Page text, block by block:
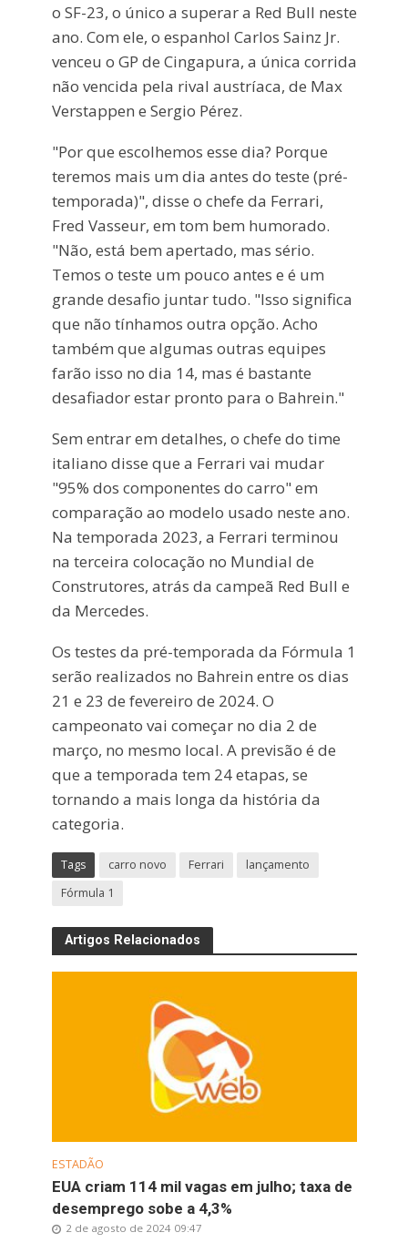
o SF-23, o único a superar a Red Bull neste
ano. Com ele, o espanhol Carlos Sainz Jr.
venceu o GP de Cingapura, a única corrida
não vencida pela rival austríaca, de Max
Verstappen e Sergio Pérez.
"Por que escolhemos esse dia? Porque
teremos mais um dia antes do teste (pré-
temporada)", disse o chefe da Ferrari,
Fred Vasseur, em tom bem humorado.
"Não, está bem apertado, mas sério.
Temos o teste um pouco antes e é um
grande desafio juntar tudo. "Isso significa
que não tínhamos outra opção. Acho
também que algumas outras equipes
farão isso no dia 14, mas é bastante
desafiador estar pronto para o Bahrein."
Sem entrar em detalhes, o chefe do time
italiano disse que a Ferrari vai mudar
"95% dos componentes do carro" em
comparação ao modelo usado neste ano.
Na temporada 2023, a Ferrari terminou
na terceira colocação no Mundial de
Construtores, atrás da campeã Red Bull e
da Mercedes.
Os testes da pré-temporada da Fórmula 1
serão realizados no Bahrein entre os dias
21 e 23 de fevereiro de 2024. O
campeonato vai começar no dia 2 de
março, no mesmo local. A previsão é de
que a temporada tem 24 etapas, se
tornando a mais longa da história da
categoria.
Tags carro novo Ferrari
lançamento
Fórmula 1
Artigos Relacionados
ESTADÃO
EUA criam 114 mil vagas em julho; taxa de
desemprego sobe a 4,3%
2 de agosto de 2024 09:47